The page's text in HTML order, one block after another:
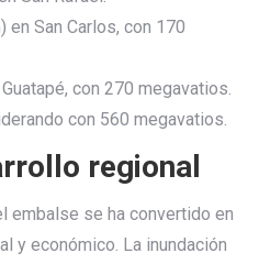
en San Carlos, con 170
con 270 megavatios.
con 560 megavatios.
regional
embalse se ha convertido en
y económico. La inundación